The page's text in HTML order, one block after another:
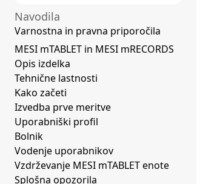
Navodila
Varnostna in pravna priporočila
MESI mTABLET in MESI mRECORDS
Opis izdelka
Tehnične lastnosti
Kako začeti
Izvedba prve meritve
Uporabniški profil
Bolnik
Vodenje uporabnikov
Vzdrževanje MESI mTABLET enote
Splošna opozorila